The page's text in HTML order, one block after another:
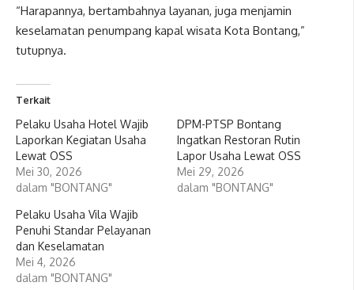
“Harapannya, bertambahnya layanan, juga menjamin
keselamatan penumpang kapal wisata Kota Bontang,”
tutupnya.
Terkait
Pelaku Usaha Hotel Wajib
Laporkan Kegiatan Usaha
Lewat OSS
Mei 30, 2026
dalam "BONTANG"
DPM-PTSP Bontang
Ingatkan Restoran Rutin
Lapor Usaha Lewat OSS
Mei 29, 2026
dalam "BONTANG"
Pelaku Usaha Vila Wajib
Penuhi Standar Pelayanan
dan Keselamatan
Mei 4, 2026
dalam "BONTANG"